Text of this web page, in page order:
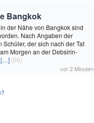
Bangkok
der Nähe von Bangkok sind
Nach Angaben der
der sich nach der Tat
Morgen an der Debsirin-
[…] (00)
vor 2 Minuten